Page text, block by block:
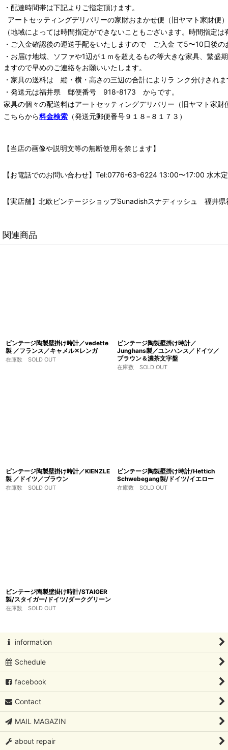
・配達時間帯は下記よりご指定頂けます。
アートセッティングデリバリーの家財おまかせ便 （旧ヤマト家財便
（地域によっては時間指定ができないこともございます。時間指定
・ご入金確認後の運送手配をいたしますので ご入金 て5〜10日後の
・お届け地域、ソファや1辺が１ｍを超えるもの等大きな家具、繁
ますので早めのご連絡をお願いいたします。
・家具の送料は 縦・横・高さの三辺の合計によりラ ンク分けされま
・発送元は福井県 郵便番号 918-8173 からです。
家具の個々の配送料はアートセッティングデリバリー （旧ヤマト家財
こちらから料金検索 （発送元郵便番号９１８−８１７３）
【当店の画像や説明文等の無断使用を禁じます】
【お電話でのお問い合わせ】Tel:0776-63-6224 13:00〜17:00 水木
【実店舗】北欧ビンテージショップSunadishスナディッシュ 福井
関連商品
ビンテージ陶製壁掛け時計／vedette
製 ／フランス／キャメル✕レンガ
在庫数 SOLD OUT
ビンテージ陶製壁掛け時計／
Junghans製／ユンハンス／ドイツ／
ブラウン＆濃茶文字盤
在庫数 SOLD OUT
ビンテージ陶製壁掛け時計／KIENZLE
製 ／ドイツ／ブラウン
在庫数 SOLD OUT
ビンテージ陶製壁掛け時計/Hettich
Schwebegang製/ドイツ/イエロー
在庫数 SOLD OUT
ビンテージ陶製壁掛け時計/STAIGER
製/スタイガー/ドイツ/ダークグリーン
在庫数 SOLD OUT
information
Schedule
facebook
Contact
MAIL MAGAZIN
about repair